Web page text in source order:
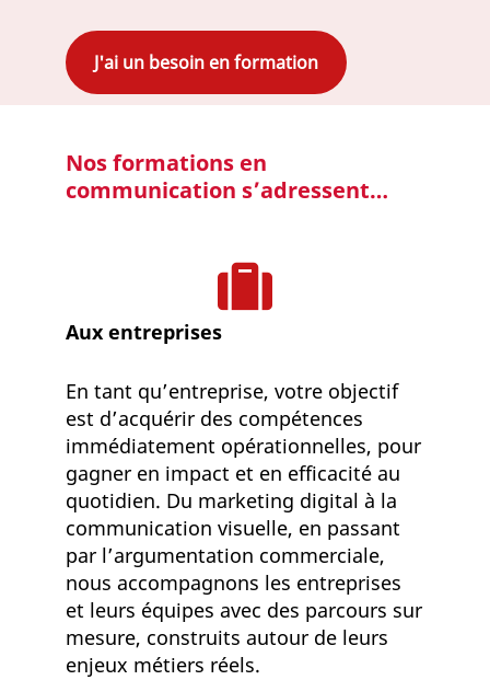
J'ai un besoin en formation
Nos formations en
communication s’adressent…
Aux entreprises
En tant qu’entreprise, votre objectif
est d’acquérir des compétences
immédiatement opérationnelles, pour
gagner en impact et en efficacité au
quotidien. Du marketing digital à la
communication visuelle, en passant
par l’argumentation commerciale,
nous accompagnons les entreprises
et leurs équipes avec des parcours sur
mesure, construits autour de leurs
enjeux métiers réels.